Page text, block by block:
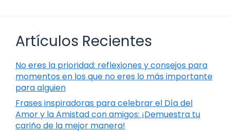
Artículos Recientes
No eres la prioridad: reflexiones y consejos para
momentos en los que no eres lo más importante
para alguien
Frases inspiradoras para celebrar el Día del
Amor y la Amistad con amigos: ¡Demuestra tu
cariño de la mejor manera!